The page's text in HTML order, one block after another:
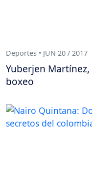
Deportes • JUN 20 / 2017
Yuberjen
boxeo